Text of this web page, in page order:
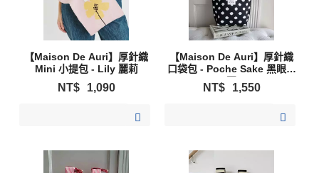
【Maison De Auri】厚針織
Mini 小提包 - Lily 麗莉
NT$ 1,090
【Maison De Auri】厚針織
口袋包 - Poche Sake 黑眼豆
豆
NT$ 1,550